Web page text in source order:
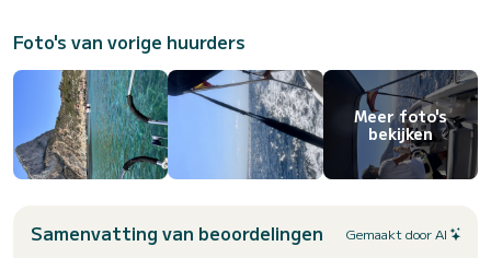
Foto's van vorige huurders
Meer foto's
bekijken
Samenvatting van beoordelingen Gemaakt door AI